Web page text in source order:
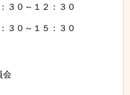
～１２：３０
～１５：３０
会